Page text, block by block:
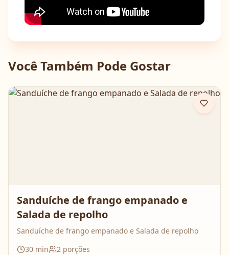
Você Também Pode Gostar
Sanduíche de frango empanado e
Salada de repolho
Sanduíche de frango empanado e Salada de repolho
30 min 2 porções